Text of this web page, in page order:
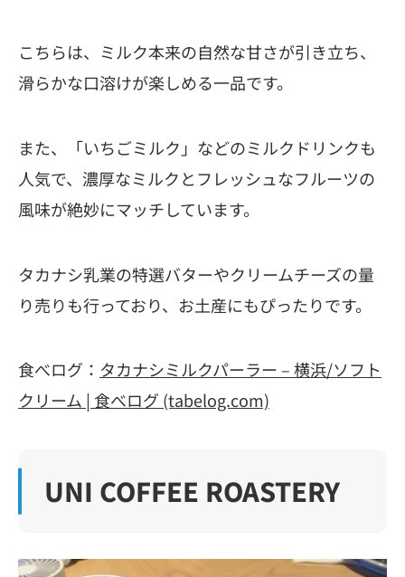
こちらは、ミルク本来の自然な甘さが引き立ち、
滑らかな口溶けが楽しめる一品です。
また、「いちごミルク」などのミルクドリンクも
人気で、濃厚なミルクとフレッシュなフルーツの
風味が絶妙にマッチしています。
タカナシ乳業の特選バターやクリームチーズの量
り売りも行っており、お土産にもぴったりです。
食べログ： タカナシミルクパーラー – 横浜/ソフト
クリーム | 食べログ (tabelog.com)
UNI COFFEE ROASTERY